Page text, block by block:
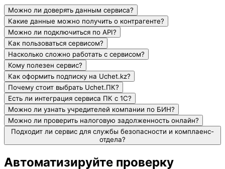
Можно ли доверять данным сервиса?
Какие данные можно получить о контрагенте?
Можно ли подключиться по API?
Как пользоваться сервисом?
Насколько сложно работать с сервисом?
Кому полезен сервис?
Как оформить подписку на Uchet.kz?
Почему стоит выбрать Uchet.ПК?
Есть ли интеграция сервиса ПК с 1С?
Можно ли узнать учредителей компании по БИН?
Можно ли проверить налоговую задолженность онлайн?
Подходит ли сервис для службы безопасности и комплаенс-
отдела?
Автоматизируйте проверку